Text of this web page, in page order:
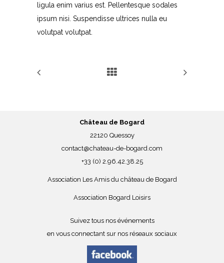
ligula enim varius est. Pellentesque sodales
ipsum nisi. Suspendisse ultrices nulla eu
volutpat volutpat.
Château de Bogard
22120 Quessoy
contact@chateau-de-bogard.com
+33 (0) 2.96.42.38.25
Association Les Amis du château de Bogard
Association Bogard Loisirs
Suivez tous nos événements
en vous connectant sur nos réseaux sociaux